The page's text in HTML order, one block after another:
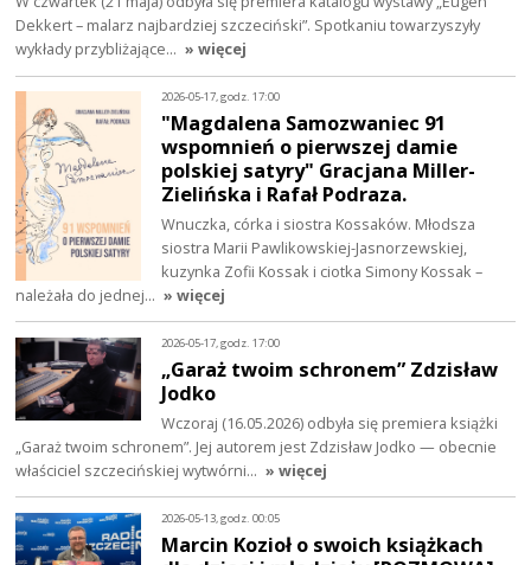
Dekkert – malarz najbardziej szczeciński”. Spotkaniu towarzyszyły
wykłady przybliżające… » więcej
2026-05-17, godz. 17:00
"Magdalena Samozwaniec 91
wspomnień o pierwszej damie
polskiej satyry" Gracjana Miller-
Zielińska i Rafał Podraza.
Wnuczka, córka i siostra Kossaków. Młodsza
siostra Marii Pawlikowskiej-Jasnorzewskiej,
kuzynka Zofii Kossak i ciotka Simony Kossak –
należała do jednej… » więcej
2026-05-17, godz. 17:00
„Garaż twoim schronem” Zdzisław
Jodko
Wczoraj (16.05.2026) odbyła się premiera książki
„Garaż twoim schronem”. Jej autorem jest Zdzisław Jodko — obecnie
właściciel szczecińskiej wytwórni… » więcej
2026-05-13, godz. 00:05
Marcin Kozioł o swoich książkach